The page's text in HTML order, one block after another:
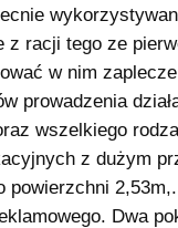
z racji tego ze
w nim
prowadzenia
wszelkiego
z dużym
powierzchni
Dwa